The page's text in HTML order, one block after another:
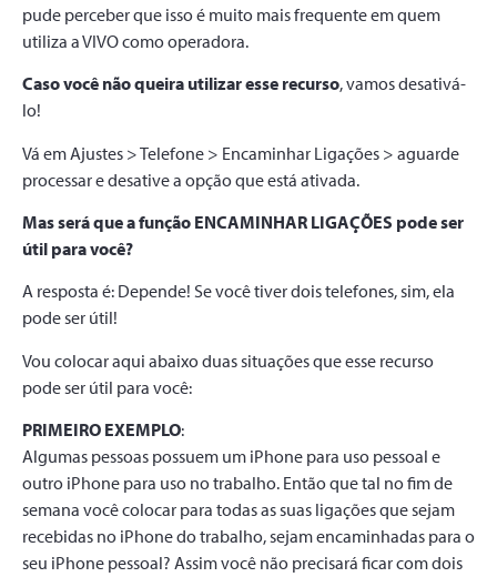
pude perceber que isso é muito mais frequente em quem
utiliza a VIVO como operadora.
Caso você não queira utilizar esse recurso, vamos desativá-
lo!
Vá em Ajustes > Telefone > Encaminhar Ligações > aguarde
processar e desative a opção que está ativada.
Mas será que a função ENCAMINHAR LIGAÇÕES pode ser
útil para você?
A resposta é: Depende! Se você tiver dois telefones, sim, ela
pode ser útil!
Vou colocar aqui abaixo duas situações que esse recurso
pode ser útil para você:
PRIMEIRO EXEMPLO:
Algumas pessoas possuem um iPhone para uso pessoal e
outro iPhone para uso no trabalho. Então que tal no fim de
semana você colocar para todas as suas ligações que sejam
recebidas no iPhone do trabalho, sejam encaminhadas para o
seu iPhone pessoal? Assim você não precisará ficar com dois